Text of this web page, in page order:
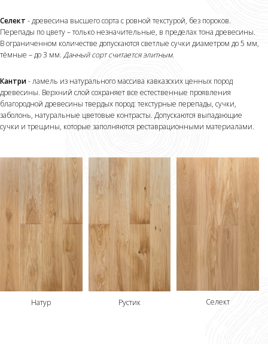
Селект - древесина высшего сорта с ровной текстурой, без пороков.
Перепады по цвету – только незначительные, в пределах тона древесины.
В ограниченном количестве допускаются светлые сучки диаметром до 5 мм,
тёмные – до 3 мм. Данный сорт считается элитным.
Кантри- ламель из натурального массива кавказских ценных пород
древесины. Верхний слой сохраняет все естественные проявления
благородной древесины твердых пород: текстурные перепады, сучки,
заболонь, натуральные цветовые контрасты. Допускаются выпадающие
сучки и трещины, которые заполняются реставрационными материалами.
Натур Рустик Селект